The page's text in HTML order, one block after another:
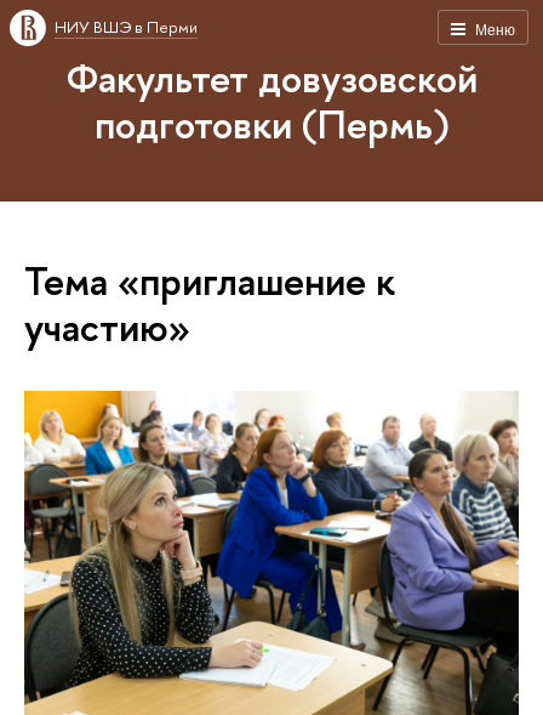
Меню
НИУ ВШЭ в Перми
Факультет довузовской
подготовки (Пермь)
Тема «приглашение к
участию»